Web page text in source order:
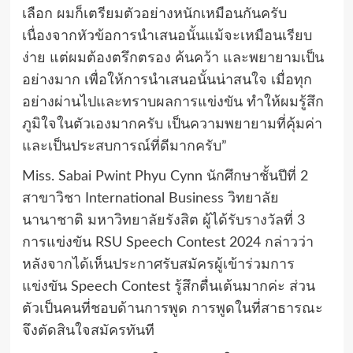
เลือก ผมก็เตรียมตัวอย่างหนักเหมือนกันครับ
เนื่องจากหัวข้อการนำเสนอนั้นแม้จะเหมือนเรียบ
ง่าย แต่ผมต้องตรึกตรอง ค้นคว้า และพยายามเป็น
อย่างมาก เพื่อให้การนำเสนอนั้นน่าสนใจ เมื่อทุก
อย่างผ่านไปและทราบผลการแข่งขัน ทำให้ผมรู้สึก
ภูมิใจในตัวเองมากครับ เป็นความพยายามที่คุ้มค่า
และเป็นประสบการณ์ที่ดีมากครับ”
Miss. Sabai Pwint Phyu Cynn นักศึกษาชั้นปีที่ 2
สาขาวิชา International Business วิทยาลัย
นานาชาติ มหาวิทยาลัยรังสิต ผู้ได้รับรางวัลที่ 3
การแข่งขัน RSU Speech Contest 2024 กล่าวว่า
หลังจากได้เห็นประกาศรับสมัครผู้เข้าร่วมการ
แข่งขัน Speech Contest รู้สึกตื่นเต้นมากค่ะ ส่วน
ตัวเป็นคนที่ชอบด้านการพูด การพูดในที่สาธารณะ
จึงตัดสินใจสมัครทันที